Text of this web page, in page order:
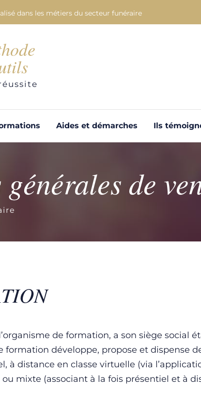
dans les métiers du secteur funéraire
Aides et démarches Ils
de
de formation, a son siège social
formation développe, propose et dispense
à distance en classe virtuelle (via
mixte (associant à la fois présentiel et à